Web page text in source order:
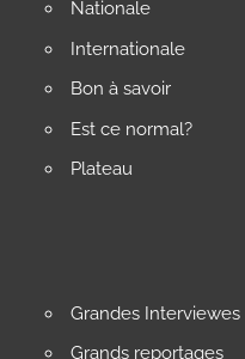
Nationale
Internationale
Bon à savoir
Est ce normal?
Plateau
Grandes Interviewes
Grands reportages